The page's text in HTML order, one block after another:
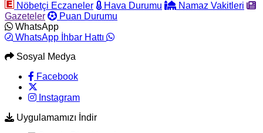
Nöbetçi Eczaneler
Hava Durumu
Namaz Vakitleri
Gazeteler
Puan Durumu
WhatsApp
WhatsApp İhbar Hattı
Sosyal Medya
Facebook
Instagram
Uygulamamızı İndir